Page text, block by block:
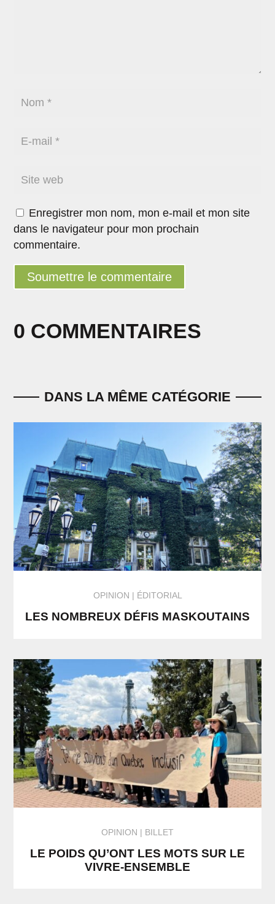
0 COMMENTAIRES
Enregistrer mon nom, mon e-mail et mon site
dans le navigateur pour mon prochain
commentaire.
Soumettre le commentaire
DANS LA MÊME CATÉGORIE
OPINION ÉDITORIAL
LES NOMBREUX DÉFIS MASKOUTAINS
OPINION BILLET
LE POIDS QU’ONT LES MOTS SUR LE
VIVRE-ENSEMBLE